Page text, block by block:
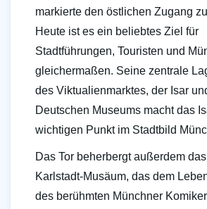
markierte den östlichen Zugang
Heute ist es ein beliebtes Ziel für
Stadtführungen, Touristen und
gleichermaßen. Seine zentrale
des Viktualienmarktes, der Isar
Deutschen Museums macht das
wichtigen Punkt im Stadtbild
Das Tor beherbergt außerdem
Karlstadt-Musäum, das dem
des berühmten Münchner